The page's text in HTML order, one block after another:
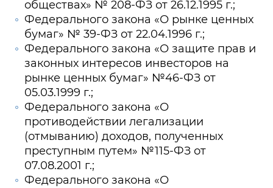
обществах» № 208-ФЗ от 26.12.1995 г.;
Федерального закона «О рынке ценных
бумаг» № 39-ФЗ от 22.04.1996 г.;
Федерального закона «О защите прав и
законных интересов инвесторов на
рынке ценных бумаг» №46-ФЗ от
05.03.1999 г.;
Федерального закона «О
противодействии легализации
(отмыванию) доходов, полученных
преступным путем» №115-ФЗ от
07.08.2001 г.;
Федерального закона «О